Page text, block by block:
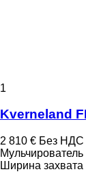
1
Kverneland
2 810 € Без НДС
Ширина захвата